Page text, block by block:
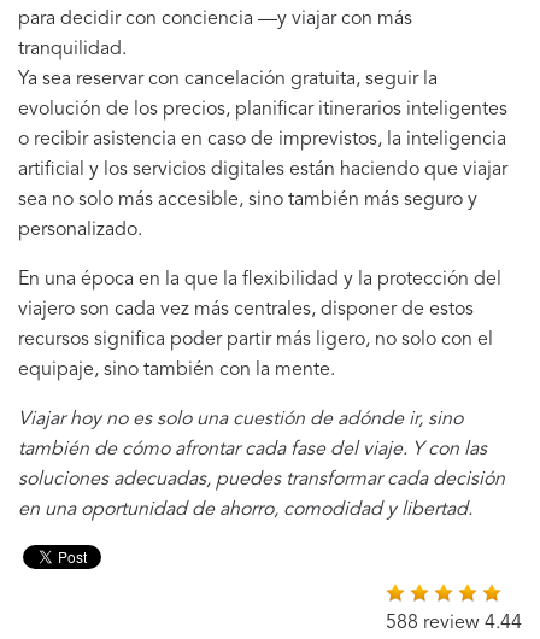
para decidir con conciencia —y viajar con más
tranquilidad.
Ya sea reservar con cancelación gratuita, seguir la
evolución de los precios, planificar itinerarios inteligentes
o recibir asistencia en caso de imprevistos, la inteligencia
artificial y los servicios digitales están haciendo que viajar
sea no solo más accesible, sino también más seguro y
personalizado.
En una época en la que la flexibilidad y la protección del
viajero son cada vez más centrales, disponer de estos
recursos significa poder partir más ligero, no solo con el
equipaje, sino también con la mente.
Viajar hoy no es solo una cuestión de adónde ir, sino
también de cómo afrontar cada fase del viaje. Y con las
soluciones adecuadas, puedes transformar cada decisión
en una oportunidad de ahorro, comodidad y libertad.
588 review 4.44